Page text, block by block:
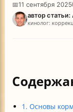
📅11 сентября 2025
автор
кинолог:
1. Основы